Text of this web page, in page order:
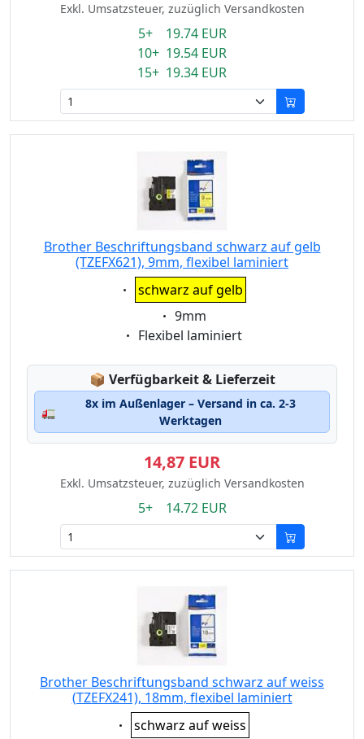
Exkl. Umsatzsteuer, zuzüglich Versandkosten
5+ 19.74 EUR
10+ 19.54 EUR
15+ 19.34 EUR
Brother Beschriftungsband schwarz auf gelb
(TZEFX621), 9mm, flexibel laminiert
Eigenschaft:
schwarz auf gelb
Eigenschaft:
9mm
Eigenschaft:
Flexibel laminiert
📦 Lagerstatus:
Verfügbarkeit & Lieferzeit
🚛
8x im Außenlager – Versand in ca. 2-3
Werktagen
14,87 EUR
Exkl. Umsatzsteuer, zuzüglich Versandkosten
5+ 14.72 EUR
Brother Beschriftungsband schwarz auf weiss
(TZEFX241), 18mm, flexibel laminiert
Eigenschaft:
schwarz auf weiss